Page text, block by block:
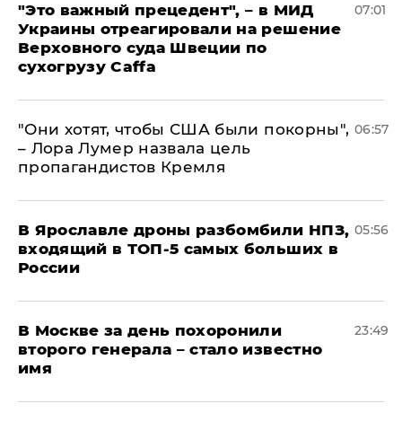
"Это важный прецедент", – в МИД
Украины отреагировали на решение
Верховного суда Швеции по
сухогрузу Caffa
07:01
"Они хотят, чтобы США были покорны",
– Лора Лумер назвала цель
пропагандистов Кремля
06:57
В Ярославле дроны разбомбили НПЗ,
входящий в ТОП-5 самых больших в
России
05:56
В Москве за день похоронили
второго генерала – стало известно
имя
23:49